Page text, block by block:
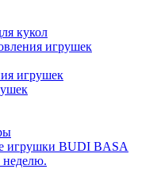
кукол
игрушек
игрушек
игрушки BUDI BASA
неделю.